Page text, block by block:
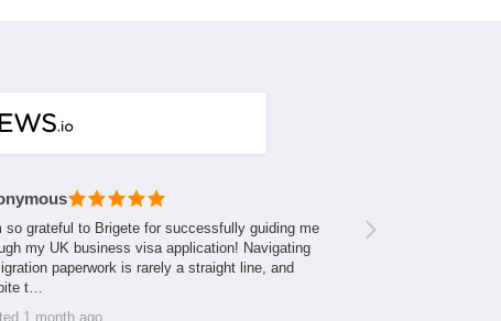
so grateful to Brigete for successfully guiding me
my UK business visa application! Navigating
paperwork is rarely a straight line, and
t…
1 month ago